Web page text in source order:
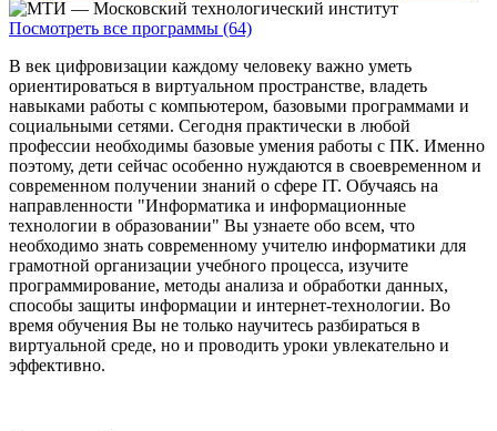
Посмотреть все программы (64)
В век цифровизации каждому человеку важно уметь
ориентироваться в виртуальном пространстве, владеть
навыками работы с компьютером, базовыми программами и
социальными сетями. Сегодня практически в любой
профессии необходимы базовые умения работы с ПК. Именно
поэтому, дети сейчас особенно нуждаются в своевременном и
современном получении знаний о сфере IT. Обучаясь на
направленности "Информатика и информационные
технологии в образовании" Вы узнаете обо всем, что
необходимо знать современному учителю информатики для
грамотной организации учебного процесса, изучите
программирование, методы анализа и обработки данных,
способы защиты информации и интернет-технологии. Во
время обучения Вы не только научитесь разбираться в
виртуальной среде, но и проводить уроки увлекательно и
эффективно.